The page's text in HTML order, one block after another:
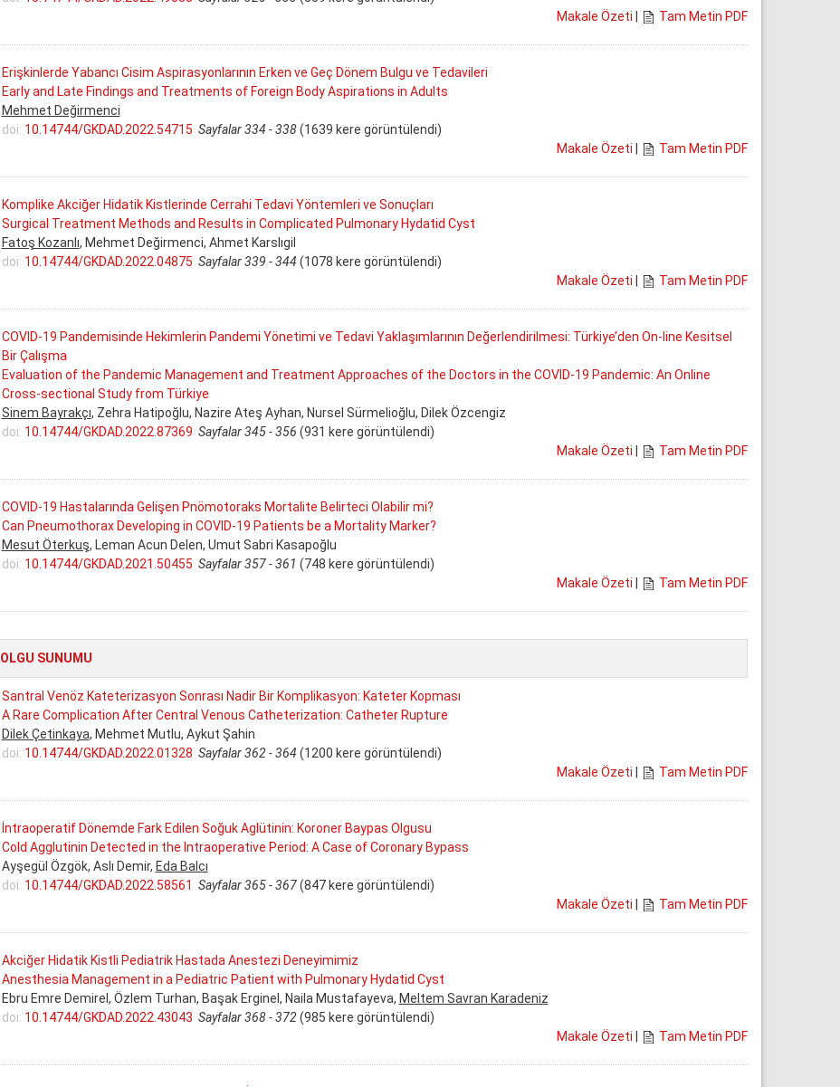
Makale Özeti
Tam Metin PDF
Erişkinlerde Yabancı Cisim Aspirasyonlarının Erken ve Geç Dönem Bulgu ve Tedavileri
Early and Late Findings and Treatments of Foreign Body Aspirations in Adults
Mehmet Değirmenci
doi: 10.14744/GKDAD.2022.54715 Sayfalar 334 - 338(1639 kere görüntülendi)
Makale Özeti
Tam Metin PDF
Komplike Akciğer Hidatik Kistlerinde Cerrahi Tedavi Yöntemleri ve Sonuçları
Surgical Treatment Methods and Results in Complicated Pulmonary Hydatid Cyst
Fatoş Kozanlı, Mehmet Değirmenci, Ahmet Karslıgil
doi: 10.14744/GKDAD.2022.04875 Sayfalar 339 - 344 (1078 kere görüntülendi)
Makale Özeti
Tam Metin PDF
COVID-19 Pandemisinde Hekimlerin Pandemi Yönetimi ve Tedavi Yaklaşımlarının Değerlendirilmesi: Türkiye’den On-line Kesitsel
Bir Çalışma
Evaluation of the Pandemic Management and Treatment Approaches of the Doctors in the COVID-19 Pandemic: An Online
Cross-sectional Study from Türkiye
Sinem Bayrakçı, Zehra Hatipoğlu, Nazire Ateş Ayhan, Nursel Sürmelioğlu, Dilek Özcengiz
doi: 10.14744/GKDAD.2022.87369 Sayfalar 345 - 356 (931 kere görüntülendi)
Makale Özeti
Tam Metin PDF
COVID-19 Hastalarında Gelişen Pnömotoraks Mortalite Belirteci Olabilir mi?
Can Pneumothorax Developing in COVID-19 Patients be a Mortality Marker?
Mesut Öterkuş, Leman Acun Delen, Umut Sabri Kasapoğlu
doi: 10.14744/GKDAD.2021.50455 Sayfalar 357 - 361 (748 kere görüntülendi)
Makale Özeti
Tam Metin PDF
OLGU SUNUMU
Santral Venöz Kateterizasyon Sonrası Nadir Bir Komplikasyon: Kateter Kopması
A Rare Complication After Central Venous Catheterization: Catheter Rupture
Dilek Çetinkaya, Mehmet Mutlu, Aykut Şahin
doi: 10.14744/GKDAD.2022.01328 Sayfalar 362 - 364 (1200 kere görüntülendi)
Makale Özeti
Tam Metin PDF
İntraoperatif Dönemde Fark Edilen Soğuk Aglütinin: Koroner Baypas Olgusu
Cold Agglutinin Detected in the Intraoperative Period: A Case of Coronary Bypass
Ayşegül Özgök, Aslı Demir, Eda Balcı
doi: 10.14744/GKDAD.2022.58561 Sayfalar 365 - 367(847 kere görüntülendi)
Makale Özeti
Tam Metin PDF
Akciğer Hidatik Kistli Pediatrik Hastada Anestezi Deneyimimiz
Anesthesia Management in a Pediatric Patient with Pulmonary Hydatid Cyst
Ebru Emre Demirel, Özlem Turhan, Başak Erginel, Naila Mustafayeva, Meltem Savran Karadeniz
doi: 10.14744/GKDAD.2022.43043 Sayfalar 368 - 372(985 kere görüntülendi)
Makale Özeti
Tam Metin PDF